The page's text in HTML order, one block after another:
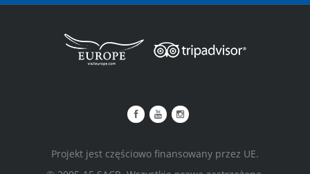
Projekt jest częściowo finansowany przez UE.